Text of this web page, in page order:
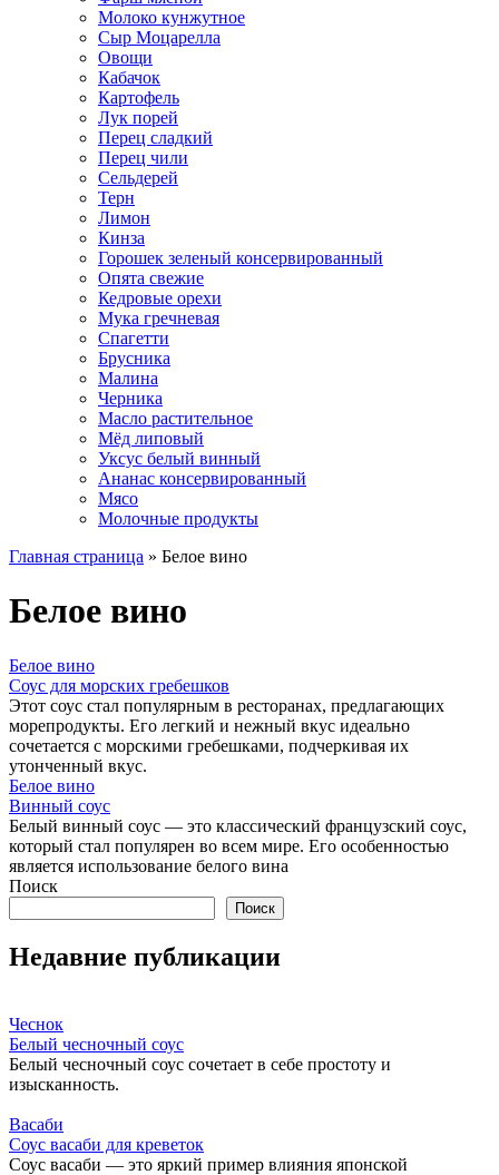
Молоко кунжутное
Сыр Моцарелла
Овощи
Кабачок
Картофель
Лук порей
Перец сладкий
Перец чили
Сельдерей
Терн
Лимон
Кинза
Горошек зеленый консервированный
Опята свежие
Кедровые орехи
Мука гречневая
Спагетти
Брусника
Малина
Черника
Масло растительное
Мёд липовый
Уксус белый винный
Ананас консервированный
Мясо
Молочные продукты
Главная страница » Белое вино
Белое вино
Белое вино
Соус для морских гребешков
Этот соус стал популярным в ресторанах, предлагающих
морепродукты. Его легкий и нежный вкус идеально
сочетается с морскими гребешками, подчеркивая их
утонченный вкус.
Белое вино
Винный соус
Белый винный соус — это классический французский соус,
который стал популярен во всем мире. Его особенностью
является использование белого вина
Поиск
Поиск
Недавние публикации
Чеснок
Белый чесночный соус
Белый чесночный соус сочетает в себе простоту и
изысканность.
Васаби
Соус васаби для креветок
Соус васаби — это яркий пример влияния японской